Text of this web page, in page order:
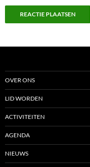
OVER ONS
LID WORDEN
ACTIVITEITEN
AGENDA
NIEUWS